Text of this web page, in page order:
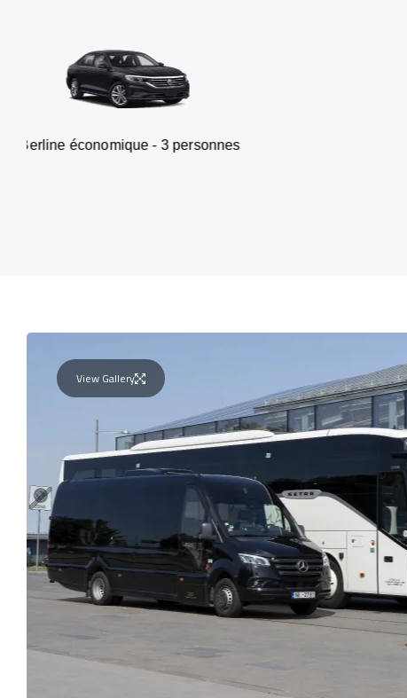
- 3 personnes Van -
View Gallery